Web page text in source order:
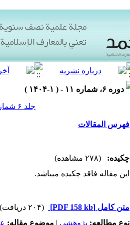
دوره ۶، شماره ۱۱ - ( ۱-۱۴۰۴ )
جلد ۶ شماره ۱۱ صفحات ۴-۱
فهرس المقالات
چکیده:
(۲۷۸ مشاهده)
این مقاله فاقد چکیده می​باشد.
متن کامل [PDF 158 kb]
(۲۰۴ دریافت)
نوع مطالعه: پژوهشي | موضوع مقاله: